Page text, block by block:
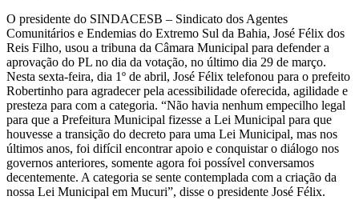
O presidente do SINDACESB – Sindicato dos Agentes
Comunitários e Endemias do Extremo Sul da Bahia, José Félix dos
Reis Filho, usou a tribuna da Câmara Municipal para defender a
aprovação do PL no dia da votação, no último dia 29 de março.
Nesta sexta-feira, dia 1º de abril, José Félix telefonou para o prefeito
Robertinho para agradecer pela acessibilidade oferecida, agilidade e
presteza para com a categoria. “Não havia nenhum empecilho legal
para que a Prefeitura Municipal fizesse a Lei Municipal para que
houvesse a transição do decreto para uma Lei Municipal, mas nos
últimos anos, foi difícil encontrar apoio e conquistar o diálogo nos
governos anteriores, somente agora foi possível conversamos
decentemente. A categoria se sente contemplada com a criação da
nossa Lei Municipal em Mucuri”, disse o presidente José Félix.